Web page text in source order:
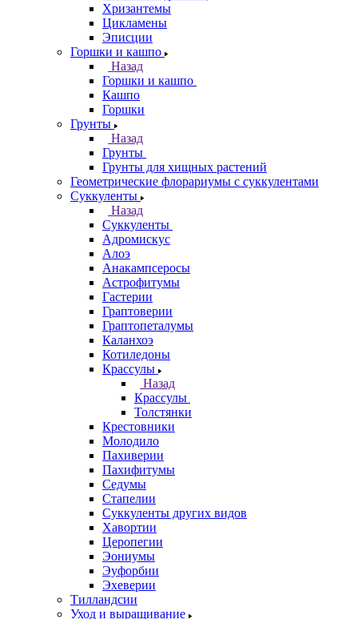
Хризантемы
Цикламены
Эписции
Горшки и кашпо
Назад
Горшки и кашпо
Кашпо
Горшки
Грунты
Назад
Грунты
Грунты для хищных растений
Геометрические флорариумы с суккулентами
Суккуленты
Назад
Суккуленты
Адромискус
Алоэ
Анакампсеросы
Астрофитумы
Гастерии
Граптоверии
Граптопеталумы
Каланхоэ
Котиледоны
Крассулы
Назад
Крассулы
Толстянки
Крестовники
Молодило
Пахиверии
Пахифитумы
Седумы
Стапелии
Суккуленты других видов
Хавортии
Церопегии
Эониумы
Эуфорбии
Эхеверии
Тилландсии
Уход и выращивание